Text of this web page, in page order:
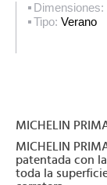
Dimensiones:
Tipo: Verano
MICHELIN
MICHELIN
patentada con
toda la